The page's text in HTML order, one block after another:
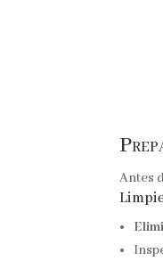
Antes